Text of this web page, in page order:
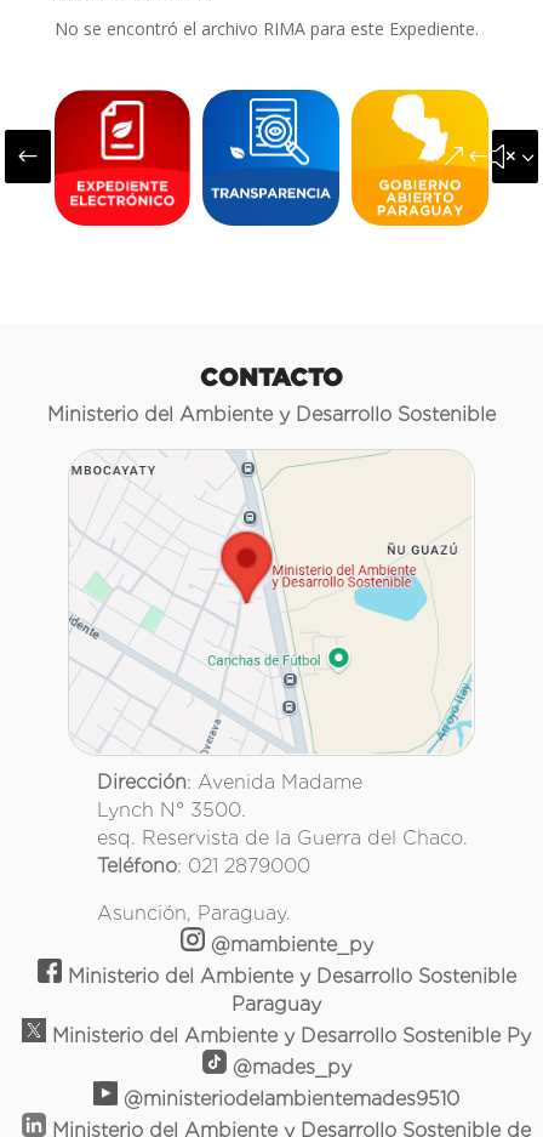
No se encontró el archivo RIMA para este Expediente.
#
CONTACTO
Ministerio del Ambiente y Desarrollo Sostenible
Dirección: Avenida Madame
Lynch N° 3500.
esq. Reservista de la Guerra del Chaco.
Teléfono: 021 2879000
Asunción, Paraguay.
@mambiente_py
Ministerio del Ambiente y Desarrollo Sostenible
Paraguay
Ministerio del Ambiente y Desarrollo Sostenible Py
@mades_py
@ministeriodelambientemades9510
Ministerio del Ambiente y Desarrollo Sostenible de